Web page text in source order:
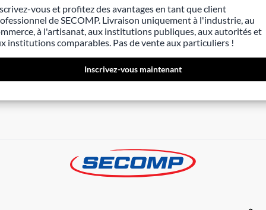
vous et profitez des avantages en tant que client
de SECOMP. Livraison uniquement à l'industrie, au
à l'artisanat, aux institutions publiques, aux autorités et
institutions comparables. Pas de vente aux particuliers !
Inscrivez-vous maintenant